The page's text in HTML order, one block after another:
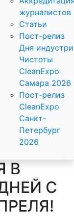
журналистов
Статьи
Пост-релиз
Дня
Чистоты
CleanExpo
Самара 2026
Пост-релиз
CleanExpo
Санкт-
Петербург
2026
В
С